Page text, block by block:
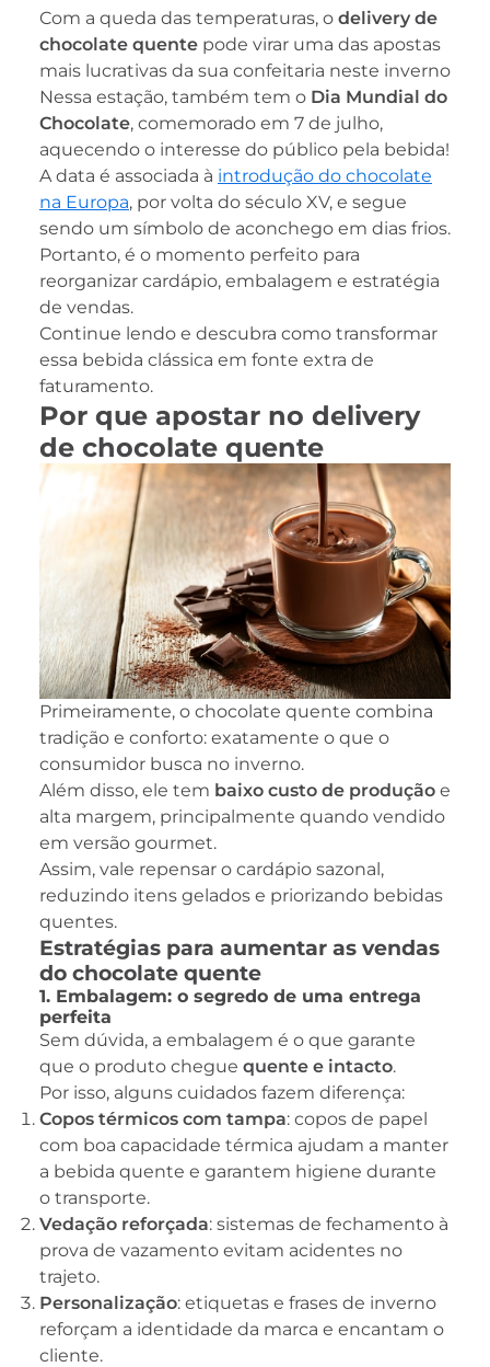
Com a queda das temperaturas, o delivery de
chocolate quente pode virar uma das apostas
mais lucrativas da sua confeitaria neste inverno
Nessa estação, também tem o Dia Mundial do
Chocolate, comemorado em 7 de julho,
aquecendo o interesse do público pela bebida!
A data é associada à introdução do chocolate
na Europa, por volta do século XV, e segue
sendo um símbolo de aconchego em dias frios.
Portanto, é o momento perfeito para
reorganizar cardápio, embalagem e estratégia
de vendas.
Continue lendo e descubra como transformar
essa bebida clássica em fonte extra de
faturamento.
Por que apostar no delivery
de chocolate quente
Primeiramente, o chocolate quente combina
tradição e conforto: exatamente o que o
consumidor busca no inverno.
Além disso, ele tem baixo custo de produção e
alta margem, principalmente quando vendido
em versão gourmet.
Assim, vale repensar o cardápio sazonal,
reduzindo itens gelados e priorizando bebidas
quentes.
Estratégias para aumentar as vendas
do chocolate quente
1. Embalagem: o segredo de uma entrega
perfeita
Sem dúvida, a embalagem é o que garante
que o produto chegue quente e intacto.
Por isso, alguns cuidados fazem diferença:
Copos térmicos com tampa: copos de papel
com boa capacidade térmica ajudam a manter
a bebida quente e garantem higiene durante
o transporte.
Vedação reforçada: sistemas de fechamento à
prova de vazamento evitam acidentes no
trajeto.
Personalização: etiquetas e frases de inverno
reforçam a identidade da marca e encantam o
cliente.